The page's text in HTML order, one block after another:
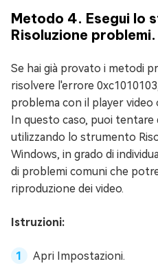
Metodo 4. Esegui lo
Risoluzione problemi.
Se hai già provato i metodi
risolvere l'errore
problema con il player video
In questo caso, puoi tentare
utilizzando lo strumento
Windows, in grado di
di problemi comuni che
riproduzione dei video.
Istruzioni:
Apri Impostazioni.